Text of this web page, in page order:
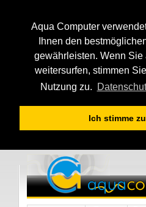
Aqua Computer
Ihnen den
gewährleisten. Wenn Sie
weitersurfen, stimmen
Nutzung zu.
Ich stimme zu